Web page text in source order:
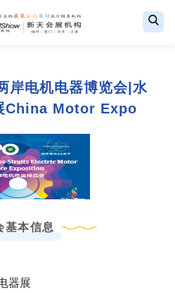
岸电机电器博览会|水
China Motor Expo
基本信息
器展